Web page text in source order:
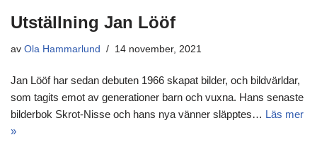
Utställning Jan Lööf
av Ola Hammarlund 14 november, 2021
Jan Lööf har sedan debuten 1966 skapat bilder, och bildvärldar,
som tagits emot av generationer barn och vuxna. Hans senaste
bilderbok Skrot-Nisse och hans nya vänner släpptes… Läs mer
»